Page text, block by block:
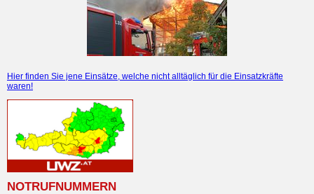
Hier finden Sie jene Einsätze, welche nicht alltäglich für die Einsatzkräfte
waren!
NOTRUFNUMMERN